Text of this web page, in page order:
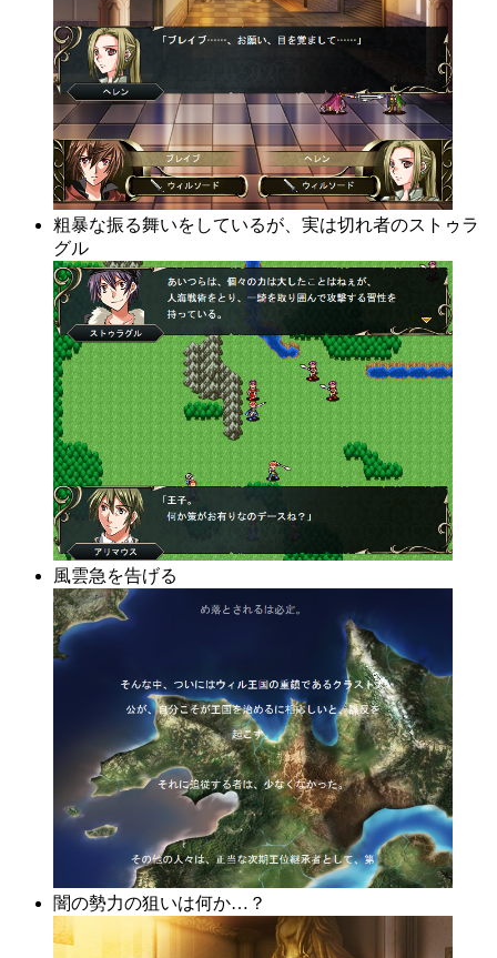
粗暴な振る舞いをしているが、実は切れ者のストゥラ
グル
風雲急を告げる
闇の勢力の狙いは何か…？